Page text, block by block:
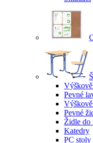
Pevné
Pevné
Židle do
Katedry
PC stoly